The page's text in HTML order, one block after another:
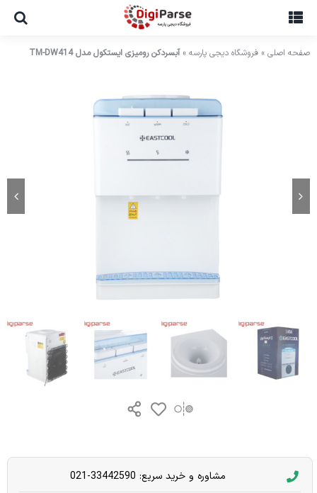
صفحه اصلی » فروشگاه دیجی پارسه »آبسردکن رومیزی ایستکول مدل TM-DW414
مشاوره و خرید سریع: 33442590-021